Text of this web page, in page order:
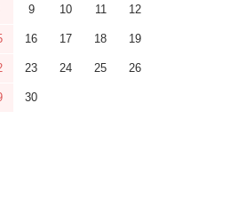
9 10 11 12
16 17 18 19
23 24 25 26
30